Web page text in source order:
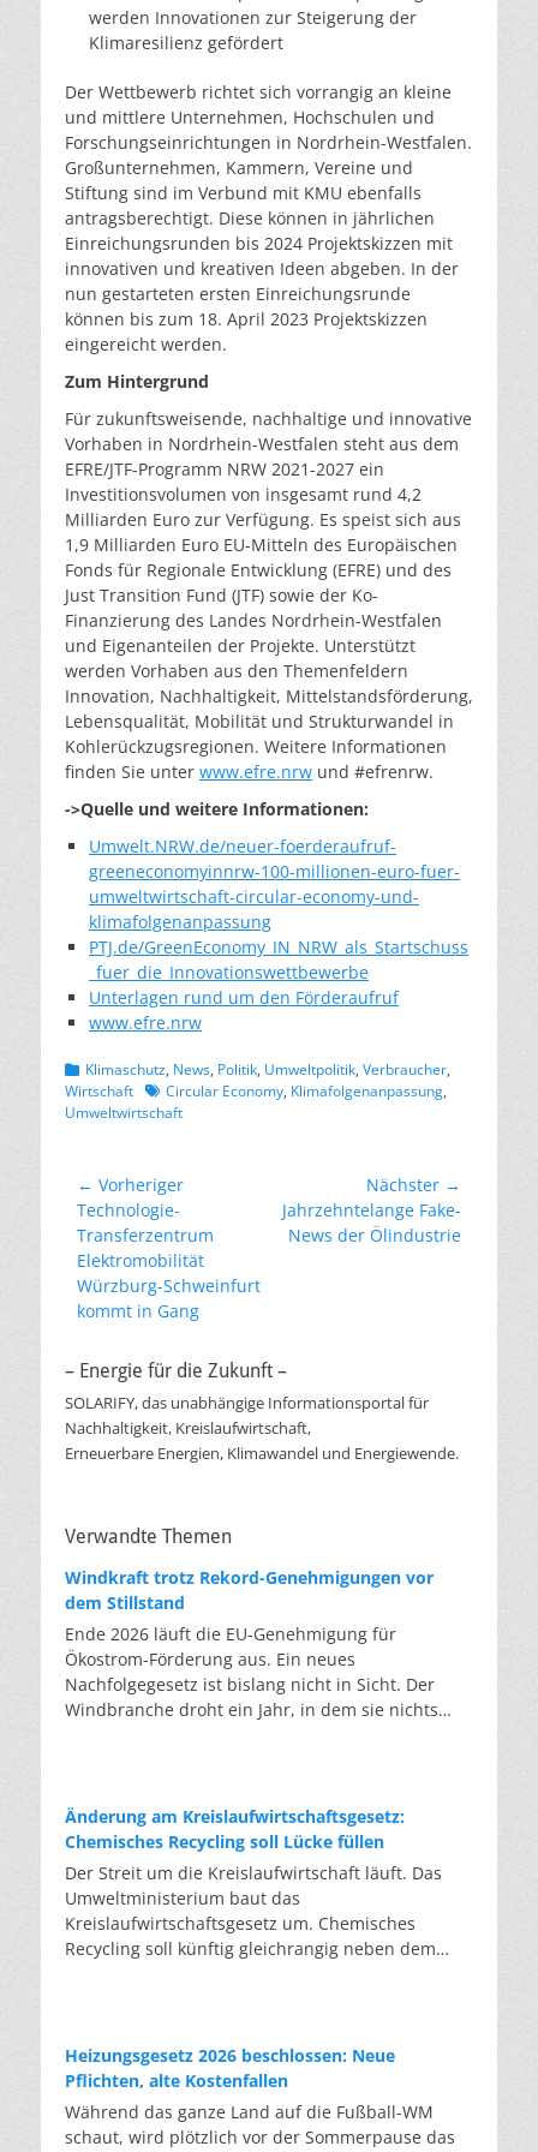
werden Innovationen zur Steigerung der
Klimaresilienz gefördert
Der Wettbewerb richtet sich vorrangig an kleine
und mittlere Unternehmen, Hochschulen und
Forschungseinrichtungen in Nordrhein-Westfalen.
Großunternehmen, Kammern, Vereine und
Stiftung sind im Verbund mit KMU ebenfalls
antragsberechtigt. Diese können in jährlichen
Einreichungsrunden bis 2024 Projektskizzen mit
innovativen und kreativen Ideen abgeben. In der
nun gestarteten ersten Einreichungsrunde
können bis zum 18. April 2023 Projektskizzen
eingereicht werden.
Zum Hintergrund
Für zukunftsweisende, nachhaltige und innovative
Vorhaben in Nordrhein-Westfalen steht aus dem
EFRE/JTF-Programm NRW 2021-2027 ein
Investitionsvolumen von insgesamt rund 4,2
Milliarden Euro zur Verfügung. Es speist sich aus
1,9 Milliarden Euro EU-Mitteln des Europäischen
Fonds für Regionale Entwicklung (EFRE) und des
Just Transition Fund (JTF) sowie der Ko-
Finanzierung des Landes Nordrhein-Westfalen
und Eigenanteilen der Projekte. Unterstützt
werden Vorhaben aus den Themenfeldern
Innovation, Nachhaltigkeit, Mittelstandsförderung,
Lebensqualität, Mobilität und Strukturwandel in
Kohlerückzugsregionen. Weitere Informationen
finden Sie unter www.efre.nrw und #efrenrw.
->Quelle und weitere Informationen:
Umwelt.NRW.de/neuer-foerderaufruf-
greeneconomyinnrw-100-millionen-euro-fuer-
umweltwirtschaft-circular-economy-und-
klimafolgenanpassung
PTJ.de/GreenEconomy_IN_NRW_als_Startschuss
_fuer_die_Innovationswettbewerbe
Unterlagen rund um den Förderaufruf
www.efre.nrw
Kategorien
Klimaschutz, News, Politik, Umweltpolitik, Verbraucher,
Wirtschaft Schlagworte
Circular Economy, Klimafolgenanpassung,
Umweltwirtschaft
Beitragsnavigation
← Vorheriger
Vorheriger
Beitrag:
Technologie-
Transferzentrum
Elektromobilität
Würzburg-Schweinfurt
kommt in Gang
Nächster →
Nächster
Beitrag:
Jahrzehntelange Fake-
News der Ölindustrie
– Energie für die Zukunft –
SOLARIFY, das unabhängige Informationsportal für
Nachhaltigkeit, Kreislaufwirtschaft,
Erneuerbare Energien, Klimawandel und Energiewende.
Verwandte Themen
Windkraft trotz Rekord-Genehmigungen vor
dem Stillstand
Ende 2026 läuft die EU-Genehmigung für
Ökostrom-Förderung aus. Ein neues
Nachfolgegesetz ist bislang nicht in Sicht. Der
Windbranche droht ein Jahr, in dem sie nichts
die Verfahren laufen heute deutlich schneller. Die
Halbjahresbilanz der Branche bestätigt dieses
Muster: So viele Windräder wie nie zuvor wurden
genehmigt, doch im ersten Halbjahr gingen netto
nur rund zwei Gigawatt ans Netz. Der Bestand
liegt damit bei etwa 70 Gigawatt. Das gesetzliche
Zwischenziel von 84 Gigawatt zum Jahresende ist
eine immer länger werdende Schlange baureifer
Projekte. Bis Jahresende dürfte sie nach
Branchenschätzungen ein Volumen erreichen, das
einem Drittel aller bereits in Deutschland
Änderung am Kreislaufwirtschaftsgesetz:
Chemisches Recycling soll Lücke füllen
Der Streit um die Kreislaufwirtschaft läuft. Das
Umweltministerium baut das
Kreislaufwirtschaftsgesetz um. Chemisches
Recycling soll künftig gleichrangig neben dem
Novelle des Kreislaufwirtschaftsgesetzes (KrWG)
in die Anhörung gegeben. Bis zum 7. August
haben Verbände und Länder die Möglichkeit,
Stellung zu nehmen. Im Januar 2027 soll das
Heizungsgesetz 2026 beschlossen: Neue
Pflichten, alte Kostenfallen
Während das ganze Land auf die Fußball-WM
schaut, wird plötzlich vor der Sommerpause das